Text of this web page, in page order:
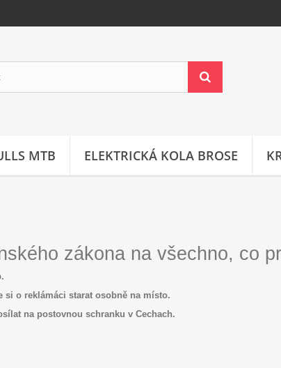
MTB ELEKTRICKÁ KOLA BROSE
zákona na všechno, co
si o reklámáci starat osobně na místo.
na postovnou schranku v Cechach.